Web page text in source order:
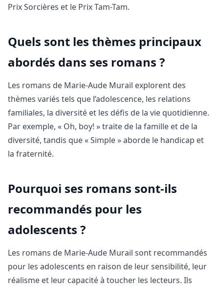
Prix Sorcières et le Prix Tam-Tam.
Quels sont les thèmes principaux
abordés dans ses romans ?
Les romans de Marie-Aude Murail explorent des
thèmes variés tels que l’adolescence, les relations
familiales, la diversité et les défis de la vie quotidienne.
Par exemple, « Oh, boy! » traite de la famille et de la
diversité, tandis que « Simple » aborde le handicap et
la fraternité.
Pourquoi ses romans sont-ils
recommandés pour les
adolescents ?
Les romans de Marie-Aude Murail sont recommandés
pour les adolescents en raison de leur sensibilité, leur
réalisme et leur capacité à toucher les lecteurs. Ils